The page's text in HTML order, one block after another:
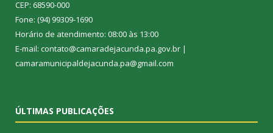
CEP: 68590-000
Fone: (94) 99309-1690
Horário de atendimento: 08:00 às 13:00
E-mail: contato@camaradejacunda.pa.gov.br |
camaramunicipaldejacunda.pa@gmail.com
ÚLTIMAS PUBLICAÇÕES